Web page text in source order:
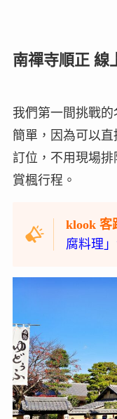
南禪寺順正 線
我們第一間挑戰
簡單，因為可以
訂位，不用現場
賞楓行程。
klook 客
腐料理